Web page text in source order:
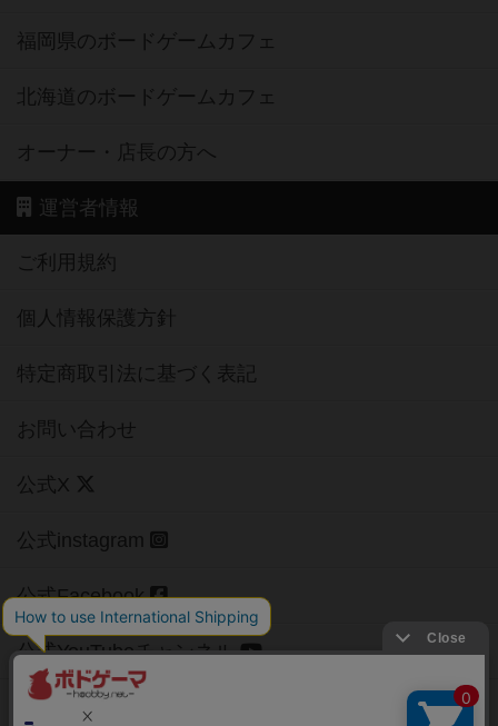
福岡県のボードゲームカフェ
北海道のボードゲームカフェ
オーナー・店長の方へ
運営者情報
ご利用規約
個人情報保護方針
特定商取引法に基づく表記
お問い合わせ
公式X
公式instagram
公式Facebook
公式YouTubeチャンネル